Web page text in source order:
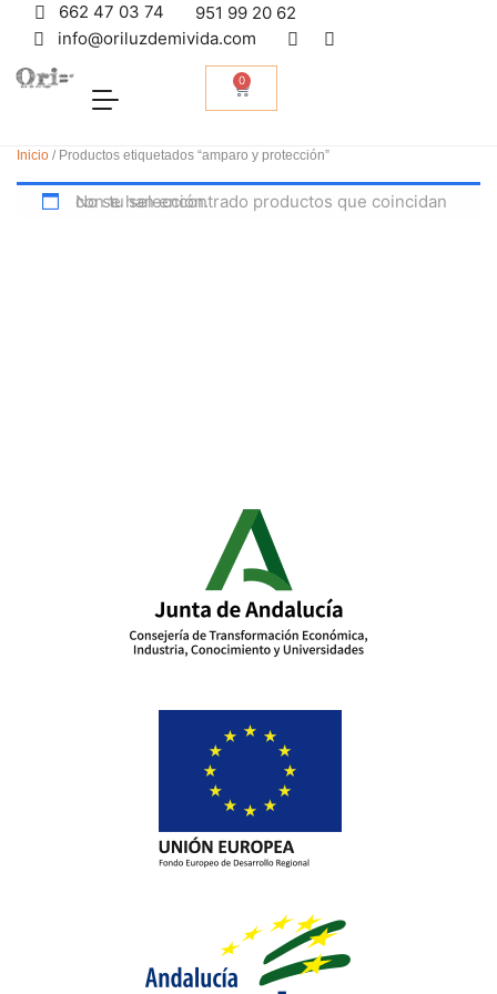
662 47 03 74
951 99 20 62
info@oriluzdemivida.com
0
Inicio / Productos etiquetados “amparo y protección”
No se han encontrado productos que coincidan con tu selección.